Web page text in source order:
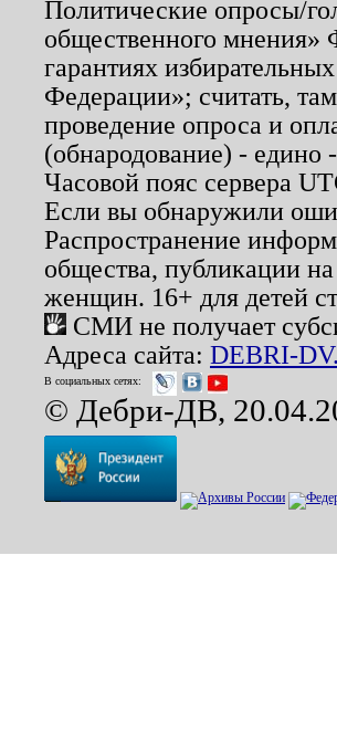
Политические опросы/
общественного мнения»
гарантиях
Федерации»; считать,
проведение опроса и
(обнародование) - едино
Часовой пояс сервера
Если вы обнаружили
Распространение
общества, публикации
женщин. 16+ для детей
СМИ не получает
Адреса сайта: DEBRI-
В социальных сетях:
© Дебри-ДВ,